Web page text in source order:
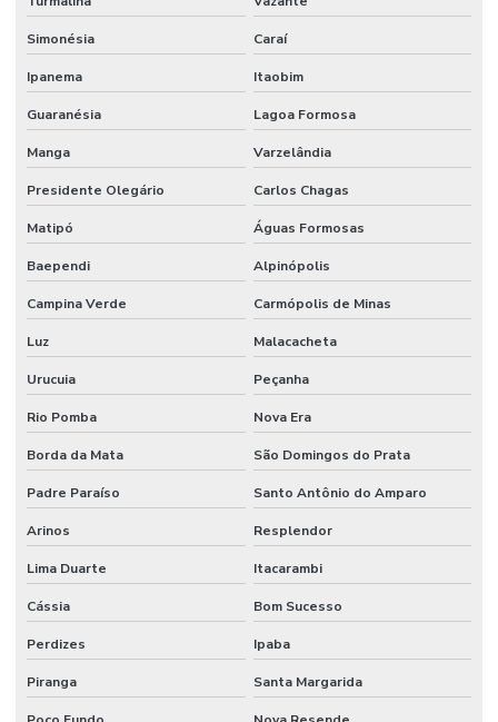
Simonésia Caraí
Ipanema Itaobim
Guaranésia Lagoa Formosa
Manga Varzelândia
Presidente Olegário Carlos Chagas
Matipó Águas Formosas
Baependi Alpinópolis
Campina Verde Carmópolis de Minas
Luz Malacacheta
Urucuia Peçanha
Rio Pomba Nova Era
Borda da Mata São Domingos do Prata
Padre Paraíso Santo Antônio do Amparo
Arinos Resplendor
Lima Duarte Itacarambi
Cássia Bom Sucesso
Perdizes Ipaba
Piranga Santa Margarida